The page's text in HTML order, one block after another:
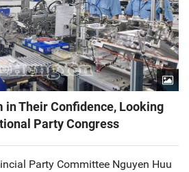
in Their Confidence, Looking
Party Congress
Party Committee Nguyen Huu